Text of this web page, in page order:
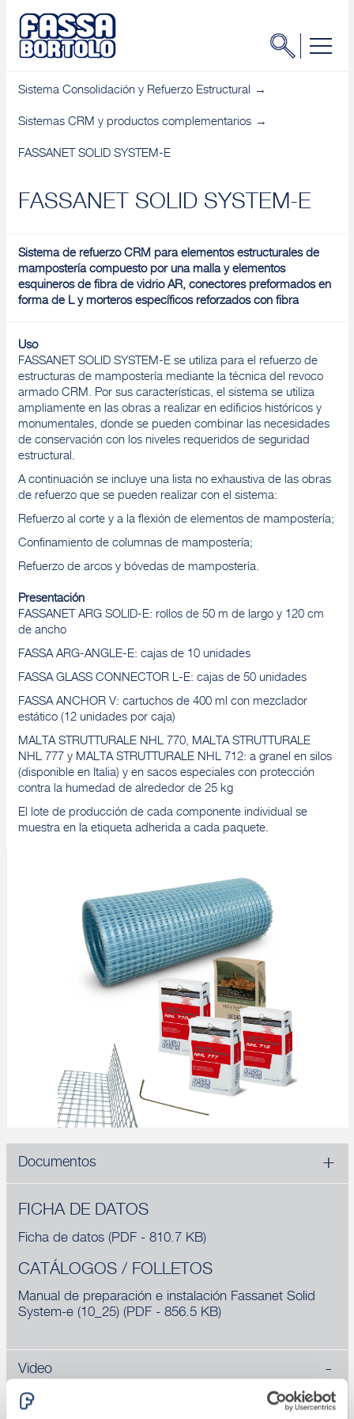
Sistema Consolidación y Refuerzo Estructural
Sistemas CRM y productos complementarios
FASSANET SOLID SYSTEM-E
FASSANET SOLID SYSTEM-E
Sistema de refuerzo CRM para elementos estructurales de
mampostería compuesto por una malla y elementos
esquineros de fibra de vidrio AR, conectores preformados en
forma de L y morteros específicos reforzados con fibra
Uso
FASSANET SOLID SYSTEM-E se utiliza para el refuerzo de
estructuras de mampostería mediante la técnica del revoco
armado CRM. Por sus características, el sistema se utiliza
ampliamente en las obras a realizar en edificios históricos y
monumentales, donde se pueden combinar las necesidades
de conservación con los niveles requeridos de seguridad
estructural.
A continuación se incluye una lista no exhaustiva de las obras
de refuerzo que se pueden realizar con el sistema:
Refuerzo al corte y a la flexión de elementos de mampostería;
Confinamiento de columnas de mampostería;
Refuerzo de arcos y bóvedas de mampostería.
Presentación
FASSANET ARG SOLID-E: rollos de 50 m de largo y 120 cm
de ancho
FASSA ARG-ANGLE-E: cajas de 10 unidades
FASSA GLASS CONNECTOR L-E: cajas de 50 unidades
FASSA ANCHOR V: cartuchos de 400 ml con mezclador
estático (12 unidades por caja)
MALTA STRUTTURALE NHL 770, MALTA STRUTTURALE
NHL 777 y MALTA STRUTTURALE NHL 712: a granel en silos
(disponible en Italia) y en sacos especiales con protección
contra la humedad de alrededor de 25 kg
El lote de producción de cada componente individual se
muestra en la etiqueta adherida a cada paquete.
Documentos
FICHA DE DATOS
Ficha de datos (PDF - 810.7 KB)
CATÁLOGOS / FOLLETOS
Manual de preparación e instalación Fassanet Solid
System-e (10_25) (PDF - 856.5 KB)
Video